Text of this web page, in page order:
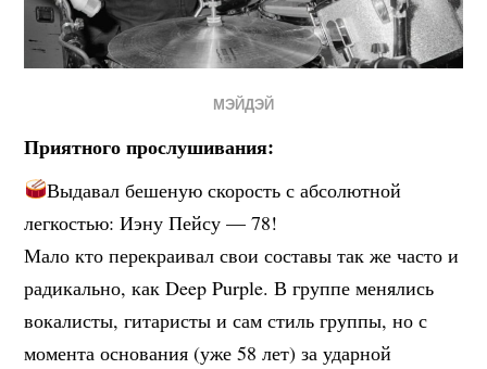
МЭЙДЭЙ
Приятного прослушивания:
Выдавал бешеную скорость с абсолютной
легкостью: Иэну Пейсу — 78!
Мало кто перекраивал свои составы так же часто и
радикально, как Deep Purple. В группе менялись
вокалисты, гитаристы и сам стиль группы, но с
момента основания (уже 58 лет) за ударной